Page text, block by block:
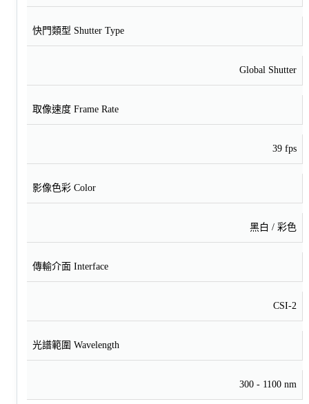
快門類型 Shutter Type
Global Shutter
取像速度 Frame Rate
39 fps
影像色彩 Color
黑白 / 彩色
傳輸介面 Interface
CSI-2
光譜範圍 Wavelength
300 - 1100 nm